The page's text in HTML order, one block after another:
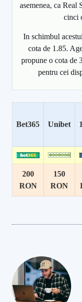
asemenea, ca
cinci
In schimbul
cota de 1.85.
propune o cota de
pentru cei
Bet365 Unibet
200
RON
150
RON